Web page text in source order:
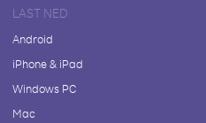
LAST NED
Android
iPhone & iPad
Windows PC
Mac